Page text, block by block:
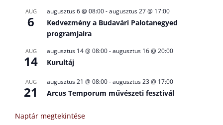
AUG
6
augusztus 6 @ 08:00-augusztus 27 @ 17:00
Kedvezmény a Budavári Palotanegyed
programjaira
AUG
14
augusztus 14 @ 08:00-augusztus 16 @ 20:00
Kurultáj
AUG
21
augusztus 21 @ 08:00-augusztus 23 @ 17:00
Arcus Temporum művészeti fesztivál
Naptár megtekintése